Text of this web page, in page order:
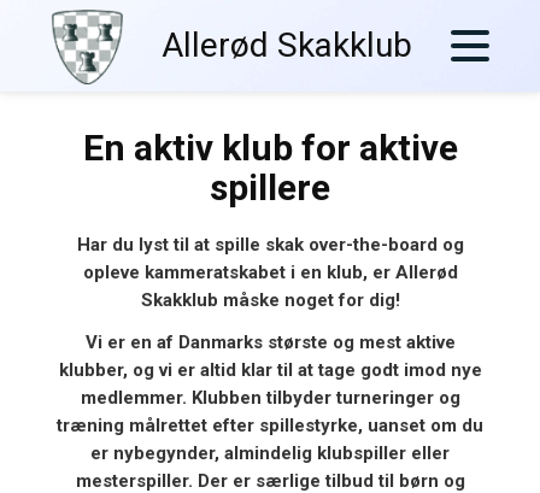
Allerød Skakklub
En aktiv klub for aktive
spillere
Har du lyst til at spille skak over-the-board og
opleve kammeratskabet i en klub, er Allerød
Skakklub måske noget for dig!
Vi er en af Danmarks største og mest aktive
klubber, og vi er altid klar til at tage godt imod nye
medlemmer. Klubben tilbyder turneringer og
træning målrettet efter spillestyrke, uanset om du
er nybegynder, almindelig klubspiller eller
mesterspiller. Der er særlige tilbud til børn og